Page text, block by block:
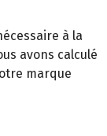
à la
avons calculé
marque